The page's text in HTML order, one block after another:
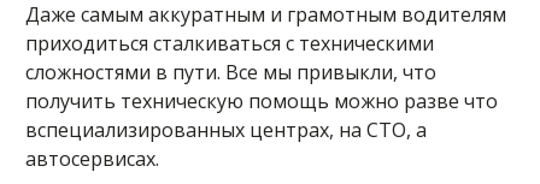
Даже самым аккуратным и грамотным водителям
приходиться сталкиваться с техническими
сложностями в пути. Все мы привыкли, что
получить техническую помощь можно разве что
вспециализированных центрах, на СТО, а
автосервисах.